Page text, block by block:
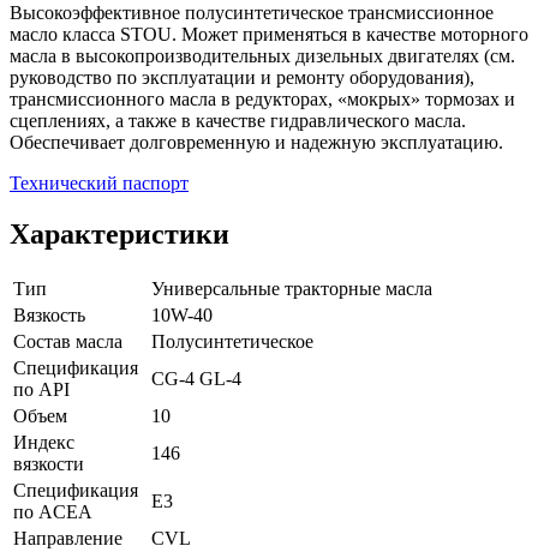
Высокоэффективное полусинтетическое трансмиссионное
масло класса STOU. Может применяться в качестве моторного
масла в высокопроизводительных дизельных двигателях (см.
руководство по эксплуатации и ремонту оборудования),
трансмиссионного масла в редукторах, «мокрых» тормозах и
сцеплениях, а также в качестве гидравлического масла.
Обеспечивает долговременную и надежную эксплуатацию.
Технический паспорт
Характеристики
Тип
Универсальные тракторные масла
Вязкость
10W-40
Состав масла
Полусинтетическое
Спецификация
по API
CG-4 GL-4
Объем
10
Индекс
вязкости
146
Спецификация
по ACEA
E3
Направление
CVL